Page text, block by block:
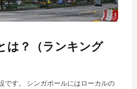
は？（ランキング
です。 シンガポールにはローカルの